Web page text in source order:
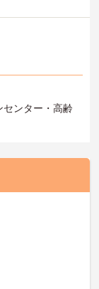
ンター・高齢